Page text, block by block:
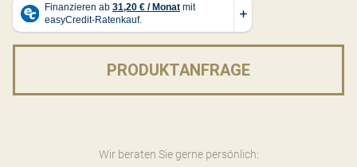
PRODUKTANFRAGE
Wir beraten Sie gerne persönlich: